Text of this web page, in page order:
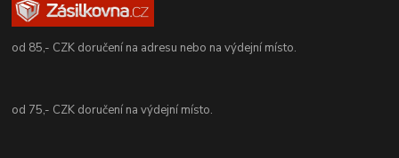
od 85,- CZK doručení na adresu nebo na výdejní místo.
od 75,- CZK doručení na výdejní místo.